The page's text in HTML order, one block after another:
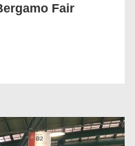
Fair